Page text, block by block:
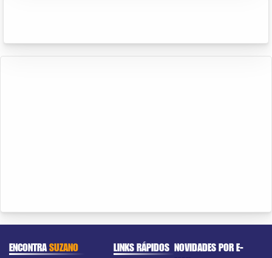
ENCONTRASUZANO LINKS RÁPIDOS NOVIDADES POR E-